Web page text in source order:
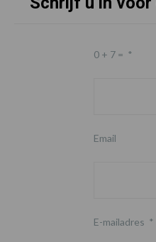
0 + 7 = *
Email
E-mailadres *